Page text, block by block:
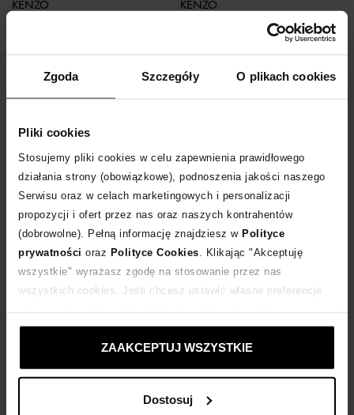
Zgoda Szczegóły O plikach cookies
Pliki cookies
Stosujemy pliki cookies w celu zapewnienia prawidłowego
działania strony (obowiązkowe), podnoszenia jakości naszego
Serwisu oraz w celach marketingowych i personalizacji
propozycji i ofert przez nas oraz naszych kontrahentów
(dobrowolne). Pełną informację znajdziesz w Polityce
prywatności oraz Polityce Cookies . Klikając "Akceptuję
wszystkie" wyrażasz zgodę na stosowanie przez nas
wszystkich cookies. Jeśli chcesz ustawić własne preferencje
ustawienia prywatności.
ZAAKCEPTUJ WSZYSTKIE
Dostosuj
KENZO
Najniższa cena:1 340zł
Cena regularna:
KENZO
Beżowe spodnie Chino
Najniższa cena:1 340zł
Cena regularna:1 340zł
KENZO
Granatowy beret z logo
625zł
-30%
Wysokie białe skarpetki z logo
336zł
Cena regularna: